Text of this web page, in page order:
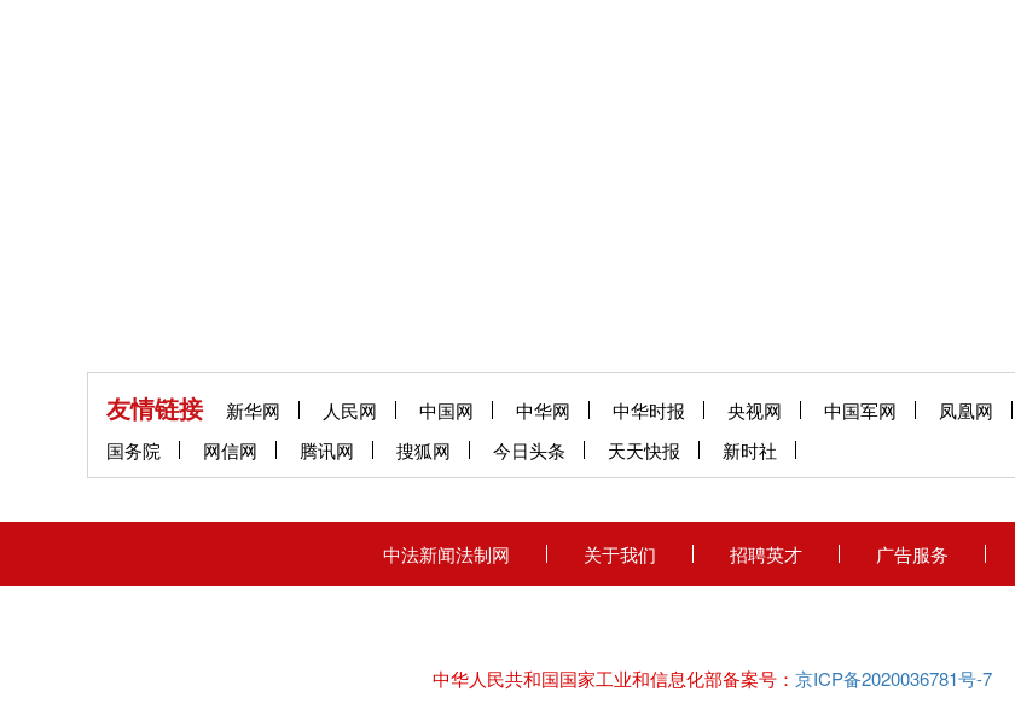
友情链接 新华网 人民网 中国网 中华网 中华时报 央视网 中国军网 凤凰网
国务院
网信网 腾讯网 搜狐网 今日头条 天天快报 新时社
中法新闻法制网 关于我们 招聘英才 广告服务
中华人民共和国国家工业和信息化部备案号： 京ICP备2020036781号-7